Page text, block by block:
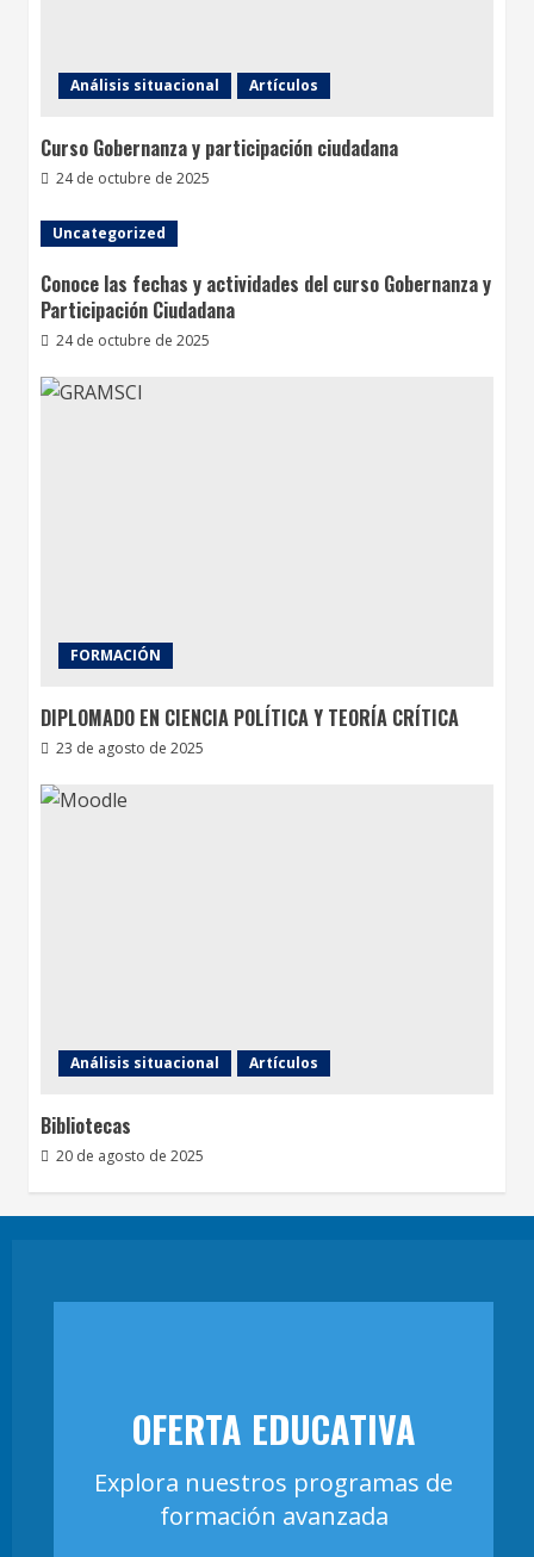
Análisis situacional Artículos
Curso Gobernanza y participación ciudadana
24 de octubre de 2025
Uncategorized
Conoce las fechas y actividades del curso Gobernanza y
Participación Ciudadana
24 de octubre de 2025
FORMACIÓN
DIPLOMADO EN CIENCIA POLÍTICA Y TEORÍA CRÍTICA
23 de agosto de 2025
Análisis situacional Artículos
Bibliotecas
20 de agosto de 2025
OFERTA EDUCATIVA
Explora nuestros programas de
formación avanzada